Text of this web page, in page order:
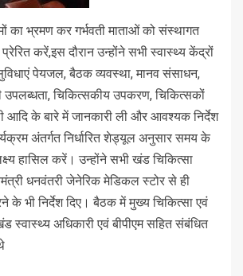
का भ्रमण कर गर्भवती माताओं को संस्थागत
करें,इस दौरान उन्होंने सभी स्वास्थ्य केंद्रों
पेयजल, बैठक व्यवस्था, मानव संसाधन,
उपलब्धता, चिकित्सकीय उपकरण, चिकित्सकों
आदि के बारे में जानकारी ली और आवश्यक निर्देश
अंतर्गत निर्धारित शेड्यूल अनुसार समय के
हासिल करें। उन्होंने सभी खंड चिकित्सा
धनवंतरी जेनेरिक मेडिकल स्टोर से ही
के भी निर्देश दिए। बैठक में मुख्य चिकित्सा एवं
स्वास्थ्य अधिकारी एवं बीपीएम सहित संबंधित